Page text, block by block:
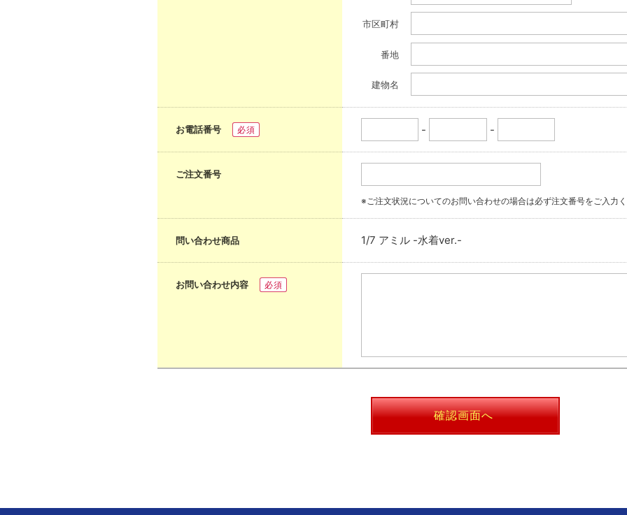
市区町村
番地
建物名
お電話番号 必須 - -
ご注文番号
※ご注文状況についてのお問い合わせの場合は必ず注文番号をご入力
問い合わせ商品 1/7 アミル -水着ver.-
お問い合わせ内容 必須
確認画面へ